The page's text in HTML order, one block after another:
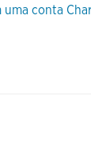
uma conta